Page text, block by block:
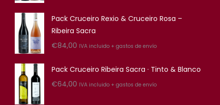
Pack Cruceiro Rexio & Cruceiro Rosa –
Ribeira Sacra
€84,00 IVA incluido + gastos de envío
Pack Cruceiro Ribeira Sacra · Tinto & Blanco
€64,00 IVA incluido + gastos de envío